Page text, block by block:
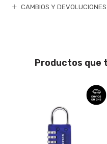
CAMBIOS Y DEVOLUCIONES
Productos que